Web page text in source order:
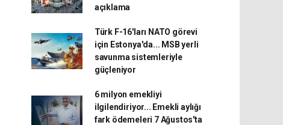
açıklama
Türk F-16'ları NATO görevi
için Estonya'da... MSB yerli
savunma sistemleriyle
güçleniyor
6 milyon emekliyi
ilgilendiriyor... Emekli aylığı
fark ödemeleri 7 Ağustos'ta